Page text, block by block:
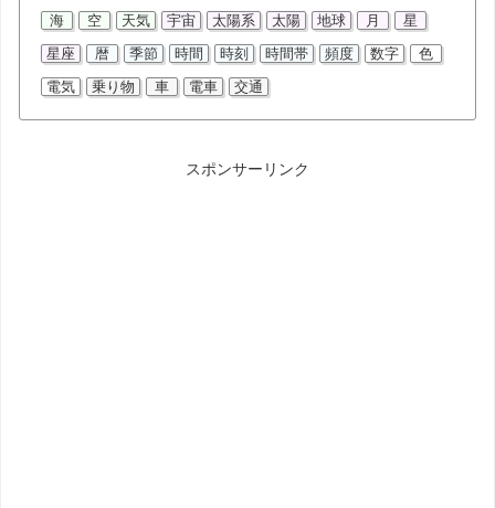
海
空 天気 宇宙 太陽系 太陽 地球 月
星
星座
暦 季節 時間 時刻 時間帯 頻度 数字
色
電気
乗り物 車 電車 交通
スポンサーリンク